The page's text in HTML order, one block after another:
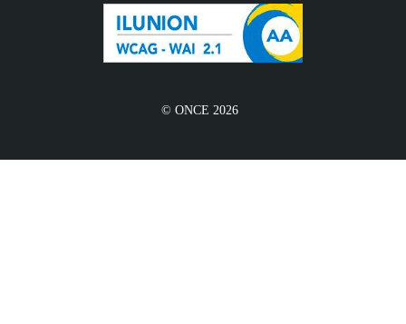
© ONCE 2026